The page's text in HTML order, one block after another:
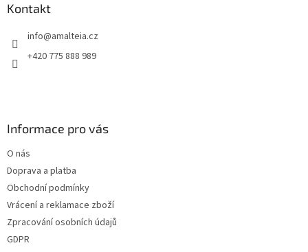
Kontakt
info@amalteia.cz
+420 775 888 989
Informace pro vás
O nás
Doprava a platba
Obchodní podmínky
Vrácení a reklamace zboží
Zpracování osobních údajů
GDPR